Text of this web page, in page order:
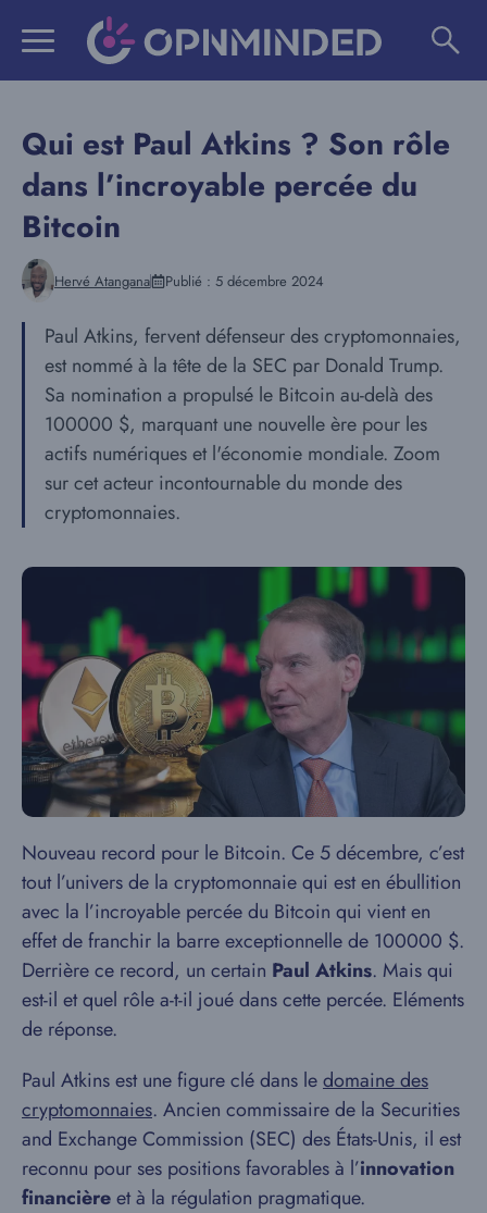
Qui est Paul Atkins ? Son rôle
dans l’incroyable percée du
Bitcoin
Hervé Atangana Publié : 5 décembre 2024
Paul Atkins, fervent défenseur des cryptomonnaies,
est nommé à la tête de la SEC par Donald Trump.
Sa nomination a propulsé le Bitcoin au-delà des
100000 $, marquant une nouvelle ère pour les
actifs numériques et l'économie mondiale. Zoom
sur cet acteur incontournable du monde des
cryptomonnaies.
Nouveau record pour le Bitcoin. Ce 5 décembre, c’est
tout l’univers de la cryptomonnaie qui est en ébullition
avec la l’incroyable percée du Bitcoin qui vient en
effet de franchir la barre exceptionnelle de 100000 $.
Derrière ce record, un certain Paul Atkins. Mais qui
est-il et quel rôle a-t-il joué dans cette percée. Eléments
de réponse.
Paul Atkins est une figure clé dans ledomaine des
cryptomonnaies. Ancien commissaire de la Securities
and Exchange Commission (SEC) des États-Unis, il est
reconnu pour ses positions favorables à l’innovation
financièreet à la régulation pragmatique.